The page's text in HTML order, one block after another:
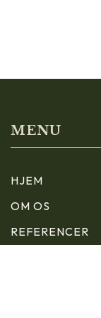
MENU
HJEM
OM OS
REFERENCER